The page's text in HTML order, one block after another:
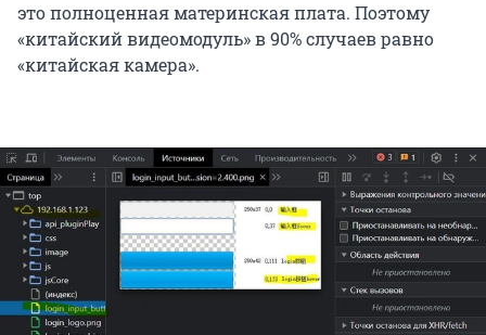
это полноценная материнская плата. Поэтому
«китайский видеомодуль» в 90% случаев равно
«китайская камера».